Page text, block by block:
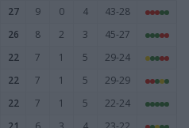
27 9 0 4
43-28
26 8 2 3
45-27
22 7 1 5
29-24
22 7 1 5
29-29
22 7 1 5
22-24